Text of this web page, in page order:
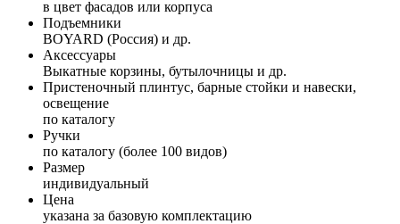
в цвет фасадов или корпуса
Подъемники
BOYARD (Россия) и др.
Аксессуары
Выкатные корзины, бутылочницы и др.
Пристеночный плинтус, барные стойки и навески,
освещение
по каталогу
Ручки
по каталогу (более 100 видов)
Размер
индивидуальный
Цена
указана за базовую комплектацию